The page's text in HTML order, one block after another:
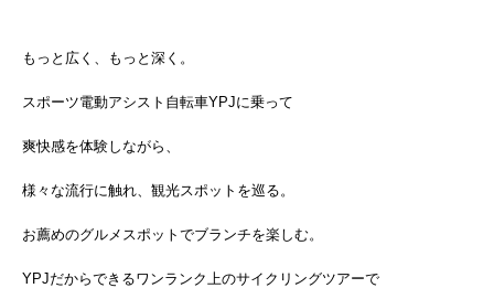
もっと広く、もっと深く。
スポーツ電動アシスト自転車YPJに乗って
爽快感を体験しながら、
様々な流行に触れ、観光スポットを巡る。
お薦めのグルメスポットでブランチを楽しむ。
YPJだからできるワンランク上のサイクリングツアーで